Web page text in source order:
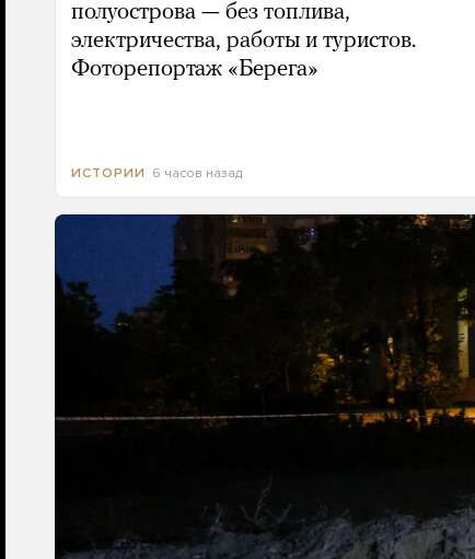
полуострова — без топлива,
электричества, работы и туристов.
Фоторепортаж «Берега»
ИСТОРИИ 6 часов назад